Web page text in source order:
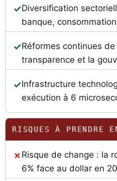
Diversification
banque,
Réformes continues
transparence et la
Infrastructure
exécution à 6
RISQUES À PRENDRE
Risque de change : la
6% face au dollar en